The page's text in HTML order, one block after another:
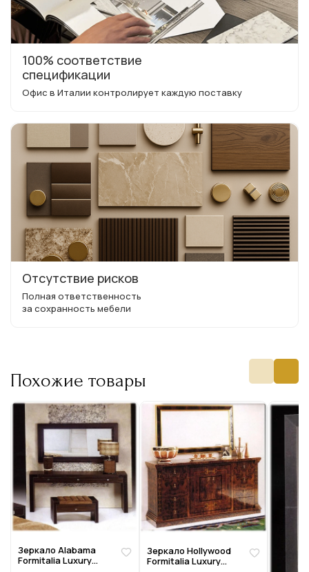
100% соответствие
спецификации
Офис в Италии контролирует каждую поставку
Отсутствие рисков
Полная ответственность
за сохранность мебели
Похожие товары
Зеркало Alabama
Formitalia Luxury
Зеркало Hollywood
Formitalia Luxury